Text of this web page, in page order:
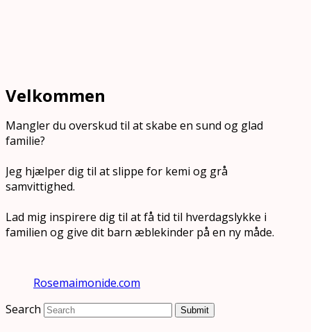
Velkommen
Mangler du overskud til at skabe en sund og glad
familie?
Jeg hjælper dig til at slippe for kemi og grå
samvittighed.
Lad mig inspirere dig til at få tid til hverdagslykke i
familien og give dit barn æblekinder på en ny måde.
Rosemaimonide.com
Search
Submit